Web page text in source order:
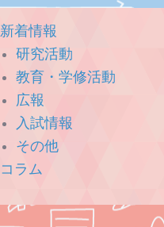
新着情報
研究活動
教育・学修活動
広報
入試情報
その他
コラム